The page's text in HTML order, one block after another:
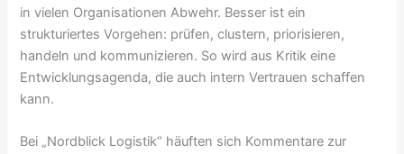
in vielen Organisationen Abwehr. Besser ist ein
strukturiertes Vorgehen: prüfen, clustern, priorisieren,
handeln und kommunizieren. So wird aus Kritik eine
Entwicklungsagenda, die auch intern Vertrauen schaffen
kann.
Bei „Nordblick Logistik“ häuften sich Kommentare zur